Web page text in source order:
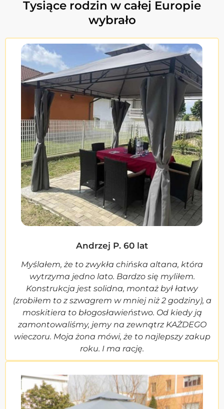
Tysiące rodzin w całej Europie
wybrało
Andrzej P. 60 lat
Myślałem, że to zwykła chińska altana, która
wytrzyma jedno lato. Bardzo się myliłem.
Konstrukcja jest solidna, montaż był łatwy
(zrobiłem to z szwagrem w mniej niż 2 godziny), a
moskitiera to błogosławieństwo. Od kiedy ją
zamontowaliśmy, jemy na zewnątrz KAŻDEGO
wieczoru. Moja żona mówi, że to najlepszy zakup
roku. I ma rację.